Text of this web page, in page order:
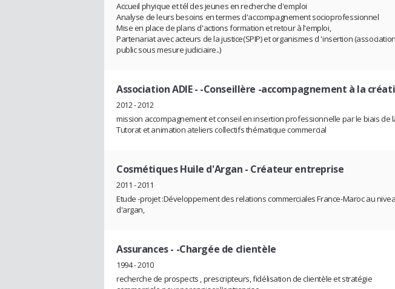
Accueil phyique et tél des jeunes en recherche d'emploi
Analyse de leurs besoins en termes d'accompagnement socioprofessionnel
Mise en place de plans d'actions formation et retour à l'emploi,
Partenariat avec acteurs de la justice(SPIP) et organismes d 'insertion
public sous mesure judiciaire..)
Association ADIE- -Conseillère -accompagnement à la
2012 - 2012
mission accompagnement et conseil en insertion professionnelle par le biais de
Tutorat et animation ateliers collectifs thématique commercial
Cosmétiques Huile d'Argan - Créateur entreprise
2011 - 2011
Etude -projet :Développement des relations commerciales France-Maroc au
d'argan,
Assurances- -Chargée de clientèle
1994 - 2010
recherche de prospects , prescripteurs, fidélisation de clientèle et stratégie